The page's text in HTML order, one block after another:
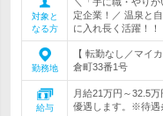
対象と
なる方
定企業！／ 温泉と
に入れ長く活躍！！
勤務地
【 転勤なし／マイ
倉町33番1号
給与
月給21万円～32.5
優遇します。※待遇